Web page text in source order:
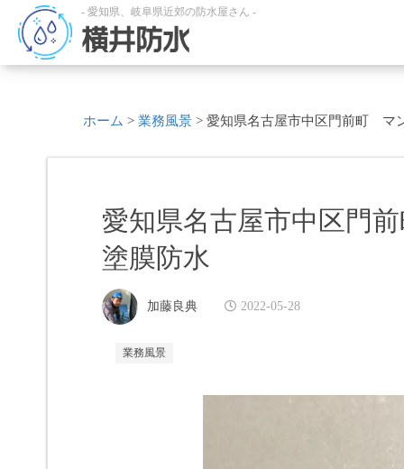
- 愛知県、岐阜県近郊の防水屋さん -
横井防水
ホーム > 業務風景 > 愛知県名古屋市中区門前町 マ
愛知県名古屋市中区
塗膜防水
加藤良典 2022-05-28
業務風景